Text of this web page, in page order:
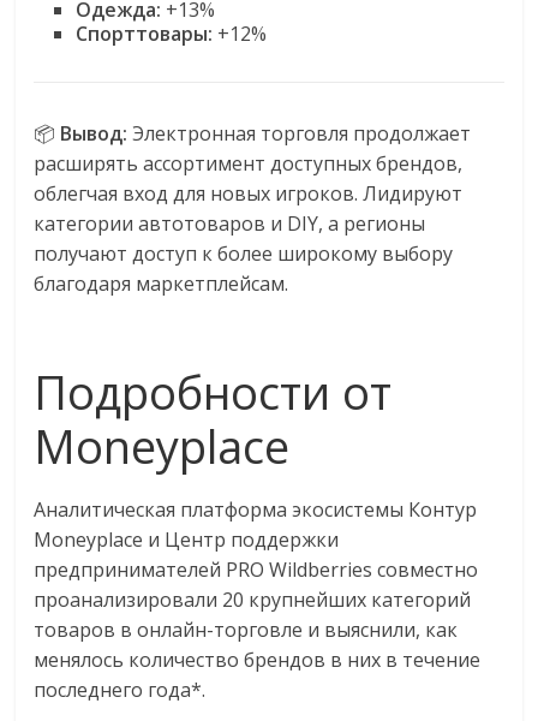
Одежда: +13%
Спорттовары: +12%
📦 Вывод: Электронная торговля продолжает
расширять ассортимент доступных брендов,
облегчая вход для новых игроков. Лидируют
категории автотоваров и DIY, а регионы
получают доступ к более широкому выбору
благодаря маркетплейсам.
Подробности от
Moneyplace
Аналитическая платформа экосистемы Контур
Moneyplace и Центр поддержки
предпринимателей PRO Wildberries совместно
проанализировали 20 крупнейших категорий
товаров в онлайн-торговле и выяснили, как
менялось количество брендов в них в течение
последнего года*.